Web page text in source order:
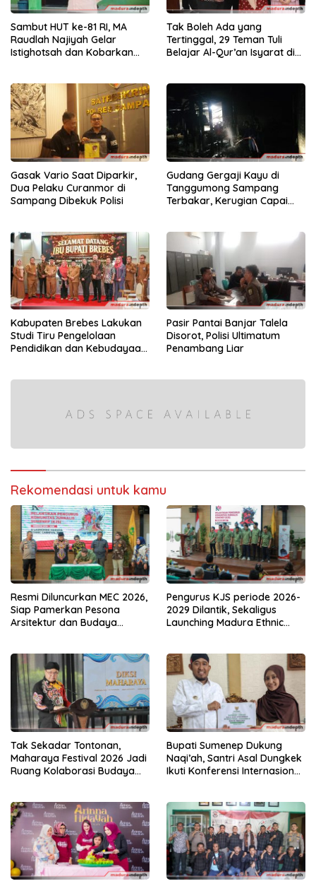
Sambut HUT ke-81 RI, MA
Raudlah Najiyah Gelar
Istighotsah dan Kobarkan
Tak Boleh Ada yang
Tertinggal, 29 Teman Tuli
Belajar Al-Qur’an Isyarat di
Gasak Vario Saat Diparkir,
Dua Pelaku Curanmor di
Sampang Dibekuk Polisi
Gudang Gergaji Kayu di
Tanggumong Sampang
Terbakar, Kerugian Capai
Kabupaten Brebes Lakukan
Studi Tiru Pengelolaan
Pendidikan dan Kebudayaan
Pasir Pantai Banjar Talela
Disorot, Polisi Ultimatum
Penambang Liar
Rekomendasi untuk kamu
Resmi Diluncurkan MEC 2026,
Siap Pamerkan Pesona
Arsitektur dan Budaya
Pengurus KJS periode 2026-
2029 Dilantik, Sekaligus
Launching Madura Ethnic
Tak Sekadar Tontonan,
Maharaya Festival 2026 Jadi
Ruang Kolaborasi Budaya
Bupati Sumenep Dukung
Naqi’ah, Santri Asal Dungkek
Ikuti Konferensi Internasional